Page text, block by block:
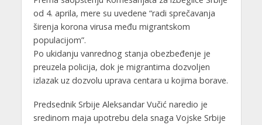
od 4. aprila, mere su uvedene “radi sprečavanja
širenja korona virusa među migrantskom
populacijom”.
Po ukidanju vanrednog stanja obezbeđenje je
preuzela policija, dok je migrantima dozvoljen
izlazak uz dozvolu uprava centara u kojima borave.
Predsednik Srbije Aleksandar Vučić naredio je
sredinom maja upotrebu dela snaga Vojske Srbije